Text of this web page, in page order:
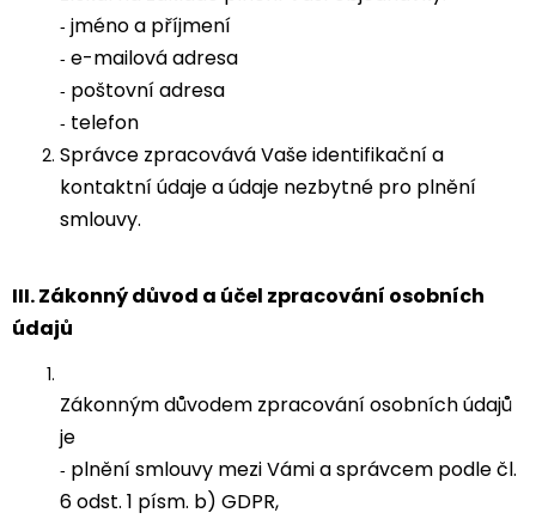
- jméno a příjmení
- e-mailová adresa
- poštovní adresa
- telefon
Správce zpracovává Vaše identifikační a
kontaktní údaje a údaje nezbytné pro plnění
smlouvy.
III.Zákonný důvod a účel zpracování osobních
údajů
Zákonným důvodem zpracování osobních údajů
je
- plnění smlouvy mezi Vámi a správcem podle čl.
6 odst. 1 písm. b) GDPR,